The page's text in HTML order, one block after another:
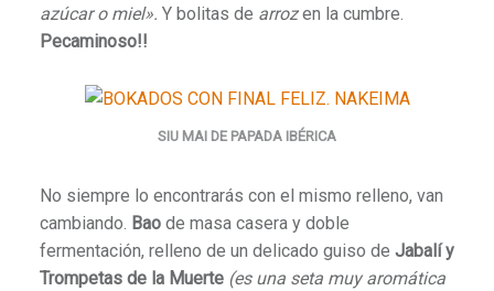
azúcar o miel». Y bolitas de arrozen la cumbre.
Pecaminoso!!
SIU MAI DE PAPADA IBÉRICA
No siempre lo encontrarás con el mismo relleno, van
cambiando. Baode masa casera y doble
fermentación, relleno de un delicado guiso de Jabalí y
Trompetas de la Muerte (es una seta muy aromática